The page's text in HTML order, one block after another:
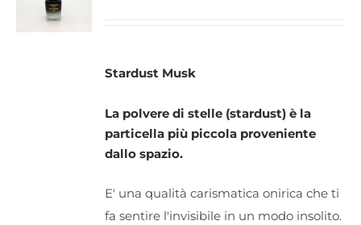
Stardust Musk
La polvere di stelle (stardust) è la
particella più piccola proveniente
dallo spazio.
E' una qualità carismatica onirica che ti
fa sentire l'invisibile in un modo insolito.